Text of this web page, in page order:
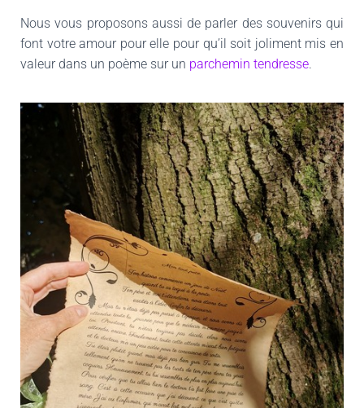
Nous vous proposons aussi de parler des souvenirs qui
font votre amour pour elle pour qu’il soit joliment mis en
valeur dans un poème sur un parchemin tendresse.